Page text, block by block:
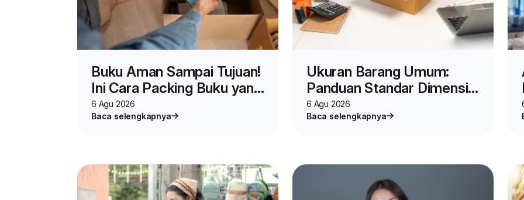
Buku Aman Sampai Tujuan!
Ini Cara Packing Buku yang
Benar untuk Jualan dan
Pindahan
6 Agu 2026
Baca selengkapnya
Ukuran Barang Umum:
Panduan Standar Dimensi,
Spesifikasi, dan Cara
Mengukur Produk untuk
6 Agu 2026
Baca selengkapnya